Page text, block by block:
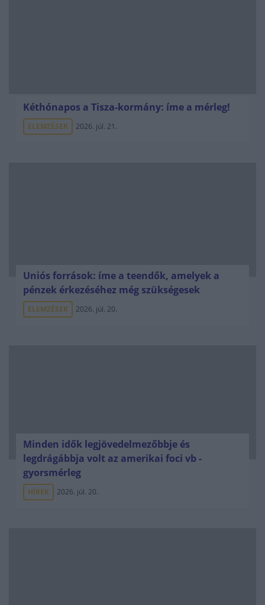
Kéthónapos a Tisza-kormány: íme a mérleg!
ELEMZÉSEK 2026. júl. 21.
Uniós források: íme a teendők, amelyek a
pénzek érkezéséhez még szükségesek
ELEMZÉSEK 2026. júl. 20.
Minden idők legjövedelmezőbbje és
legdrágábbja volt az amerikai foci vb -
gyorsmérleg
HÍREK 2026. júl. 20.